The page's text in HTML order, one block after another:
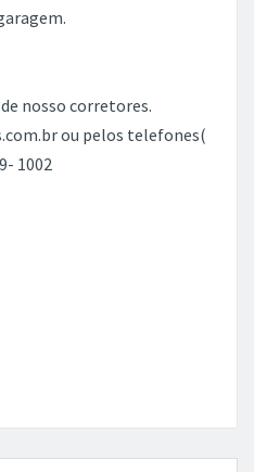
nosso corretores.
ou pelos telefones(
1002